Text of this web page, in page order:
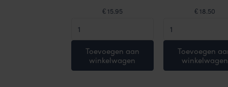
€ 15.95
deksel
1.0
Toevoegen aan
winkelwagen
€ 18.50
deksel
1.6
Toevoegen
winkelwagen